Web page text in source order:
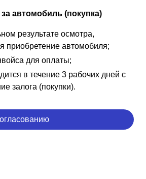
автомобиль (покупка)
результате осмотра,
приобретение автомобиля;
для оплаты;
в течение 3 рабочих дней с
залога (покупки).